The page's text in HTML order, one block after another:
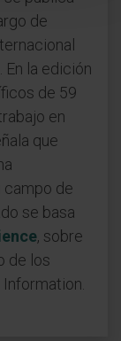
de
la edición
de 59
en
que
campo de
se basa
, sobre
de los